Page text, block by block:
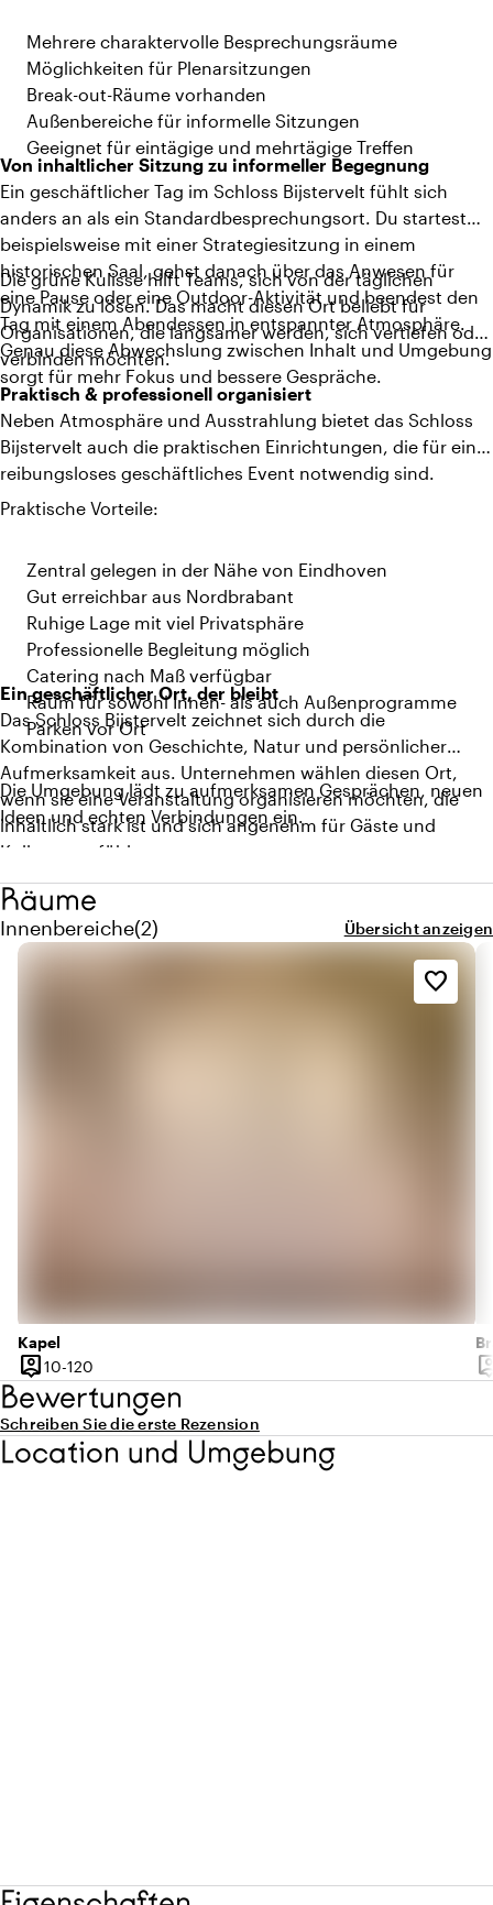
Mehrere charaktervolle Besprechungsräume
Möglichkeiten für Plenarsitzungen
Break-out-Räume vorhanden
Außenbereiche für informelle Sitzungen
Geeignet für eintägige und mehrtägige Treffen
Von inhaltlicher Sitzung zu informeller Begegnung
Ein geschäftlicher Tag im Schloss Bijstervelt fühlt sich
anders an als ein Standardbesprechungsort. Du startest
beispielsweise mit einer Strategiesitzung in einem
historischen Saal, gehst danach über das Anwesen für
eine Pause oder eine Outdoor-Aktivität und beendest den
Tag mit einem Abendessen in entspannter Atmosphäre.
Genau diese Abwechslung zwischen Inhalt und Umgebung
sorgt für mehr Fokus und bessere Gespräche.
Die grüne Kulisse hilft Teams, sich von der täglichen
Dynamik zu lösen. Das macht diesen Ort beliebt für
Organisationen, die langsamer werden, sich vertiefen oder
verbinden möchten.
Praktisch & professionell organisiert
Neben Atmosphäre und Ausstrahlung bietet das Schloss
Bijstervelt auch die praktischen Einrichtungen, die für ein
reibungsloses geschäftliches Event notwendig sind.
Praktische Vorteile:
Zentral gelegen in der Nähe von Eindhoven
Gut erreichbar aus Nordbrabant
Ruhige Lage mit viel Privatsphäre
Professionelle Begleitung möglich
Catering nach Maß verfügbar
Raum für sowohl Innen- als auch Außenprogramme
Parken vor Ort
Ein geschäftlicher Ort, der bleibt
Das Schloss Bijstervelt zeichnet sich durch die
Kombination von Geschichte, Natur und persönlicher
Aufmerksamkeit aus. Unternehmen wählen diesen Ort,
wenn sie eine Veranstaltung organisieren möchten, die
inhaltlich stark ist und sich angenehm für Gäste und
Kollegen anfühlt.
Die Umgebung lädt zu aufmerksamen Gesprächen, neuen
Ideen und echten Verbindungen ein.
Räume
Innenbereiche
Menge innenbereiche: 2
(2) Übersicht anzeigen
Kapel
person_pin
Kapazität
10-120
favorite_border
Bewertungen
Schreiben Sie die erste Rezension
Location und Umgebung